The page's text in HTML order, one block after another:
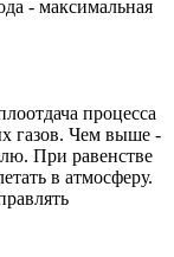
- максимальная
процесса
газов. Чем выше -
При равенстве
в атмосферу.